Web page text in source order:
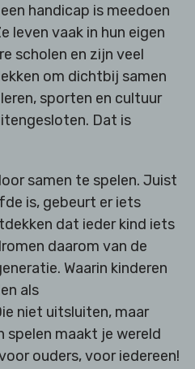
handicap is meedoen
leven vaak in hun eigen
scholen en zijn veel
om dichtbij samen
sporten en cultuur
Dat is
samen te spelen. Juist
is, gebeurt er iets
dat ieder kind iets
daarom van de
Waarin kinderen
als
niet uitsluiten, maar
spelen maakt je wereld
ouders, voor iedereen!